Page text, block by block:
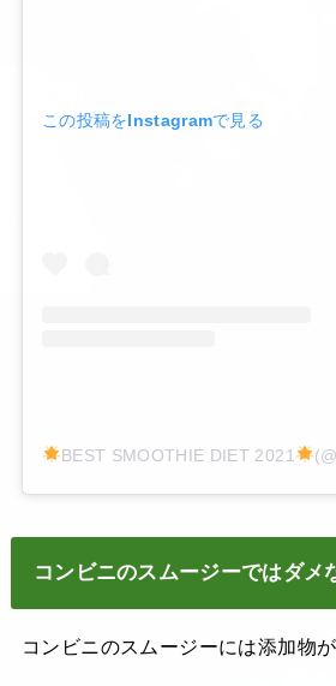
この投稿をInstagramで見る
BEST SMOOTHIE DIET 2021
コンビニのスムージーではダメ
コンビニのスムージーには添加物